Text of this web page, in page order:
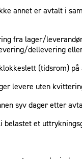
annet er avtalt i
fra lager/
dellevering
(tidsrom)
levere uten
syv dager etter
et